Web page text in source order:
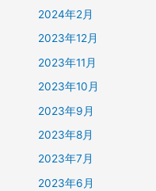
2024年2月
2023年12月
2023年11月
2023年10月
2023年9月
2023年8月
2023年7月
2023年6月